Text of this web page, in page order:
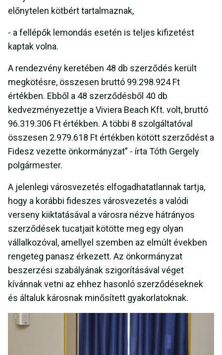
előnytelen kötbért tartalmaznak,
- a fellépők lemondás esetén is teljes kifizetést
kaptak volna.
A rendezvény keretében 48 db szerződés került
megkötésre, összesen bruttó 99.298.924 Ft
értékben. Ebből a 48 szerződésből 40 db
kedvezményezettje a Viviera Beach Kft. volt, bruttó
96.319.306 Ft értékben. A többi 8 szolgáltatóval
összesen 2.979.618 Ft értékben kötött szerződést a
Fidesz vezette önkormányzat” - írta Tóth Gergely
polgármester.
A jelenlegi városvezetés elfogadhatatlannak tartja,
hogy a korábbi fideszes városvezetés a valódi
verseny kiiktatásával a városra nézve hátrányos
szerződések tucatjait kötötte meg egy olyan
vállalkozóval, amellyel szemben az elmúlt években
rengeteg panasz érkezett. Az önkormányzat
beszerzési szabályának szigorításával véget
kívánnak vetni az ehhez hasonló szerződéseknek
és általuk károsnak minősített gyakorlatoknak.